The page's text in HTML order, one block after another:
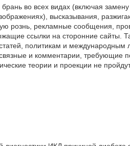
во всех видах (включая
высказывания,
рознь, рекламные сообщения,
ссылки на сторонние сайты.
политикам и
и комментарии, требующие
теории и проекции не